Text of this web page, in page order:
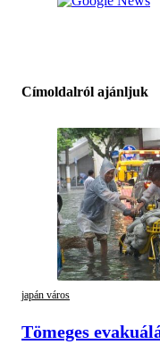
Címoldalról ajánljuk
japán város
Tömeges